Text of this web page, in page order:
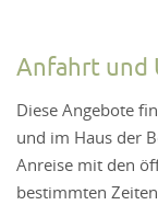
Anfahrt und
Diese Angebote
und im Haus der
Anreise mit den
bestimmten